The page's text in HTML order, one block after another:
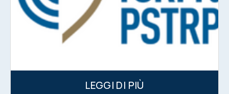
LEGGI DI PIÙ